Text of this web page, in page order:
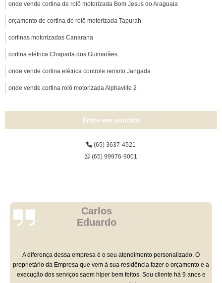
onde vende cortina de rolô motorizada Bom Jesus do Araguaia
orçamento de cortina de rolô motorizada Tapurah
cortinas motorizadas Canarana
cortina elétrica Chapada dos Guimarães
onde vende cortina elétrica controle remoto Jangada
onde vende cortina rolô motorizada Alphaville 2
Entre em contato
(65) 3637-4521
(65) 99976-9001
Carlos
Eduardo
A diferença dessa empresa é o seu atendimento personalizado. O
proprietário da Empresa que vem à sua residência fazer o orçamento e a
execução dos serviços saem hiper bem feitos. Sou cliente há 9 anos e